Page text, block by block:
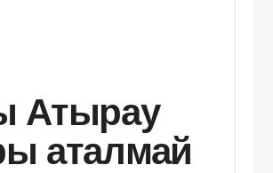
Атырау
аталмай